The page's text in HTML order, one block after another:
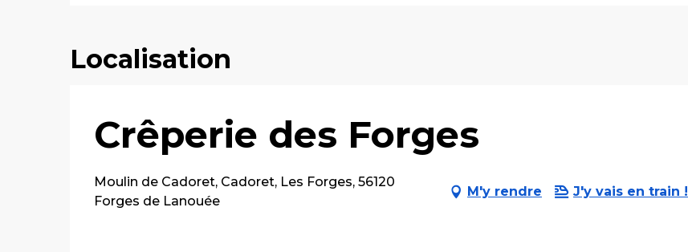
Localisation
Crêperie des Forges
Moulin de Cadoret, Cadoret, Les Forges, 56120
Forges de Lanouée
M'y rendre J'y vais en train !